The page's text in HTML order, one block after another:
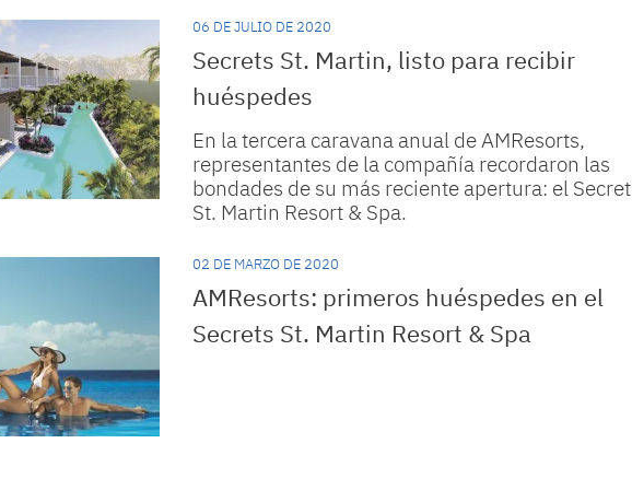
06 DE JULIO DE 2020
Secrets St. Martin, listo para recibir
huéspedes
En la tercera caravana anual de AMResorts,
representantes de la compañía recordaron las
bondades de su más reciente apertura: el
St. Martin Resort & Spa.
02 DE MARZO DE 2020
AMResorts: primeros huéspedes en el
Secrets St. Martin Resort & Spa